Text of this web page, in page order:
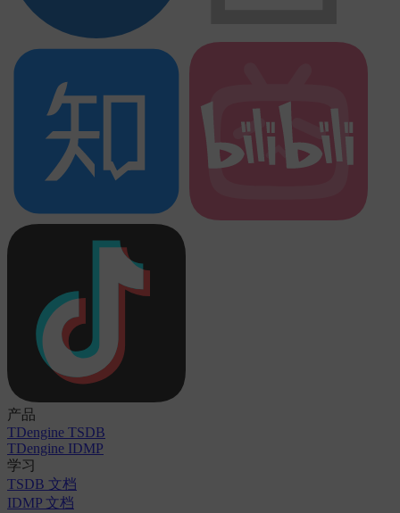
产品
TDengine TSDB
TDengine IDMP
学习
TSDB 文档
IDMP 文档